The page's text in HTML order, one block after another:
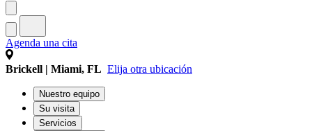
Agenda una cita
Brickell | Miami, FL Elija otra ubicación
Nuestro equipo
Su visita
Servicios